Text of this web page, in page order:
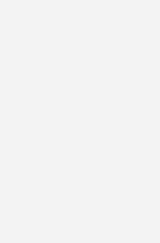
unsichtbare
Ablagerungen,
Glases und
Glas lässt sich
die unsichtbar
zur Wasserseite
Weitergabe der
„AGC Luxclear-
die Oberfläche und